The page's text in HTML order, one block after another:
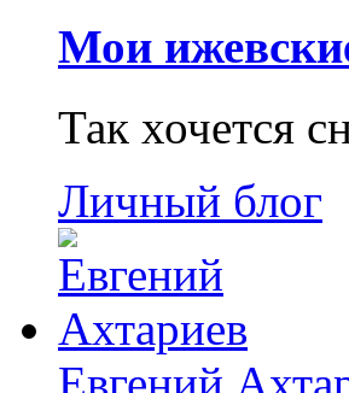
Мои
Так хочется
Личный блог
Евгений